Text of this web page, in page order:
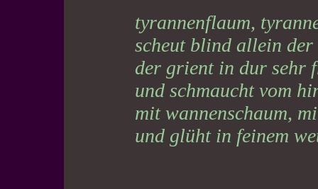
tyrannenflaum,
scheut blind allein der
der grient in dur sehr
und schmaucht vom
mit wannenschaum,
und glüht in feinem